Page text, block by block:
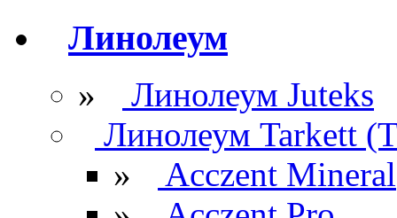
Линолеум
»
Линолеум Juteks
Линолеум Tarkett
»
Acczent Mineral